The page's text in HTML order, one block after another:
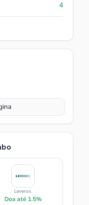
4
Leveros
Doa até 1.5%